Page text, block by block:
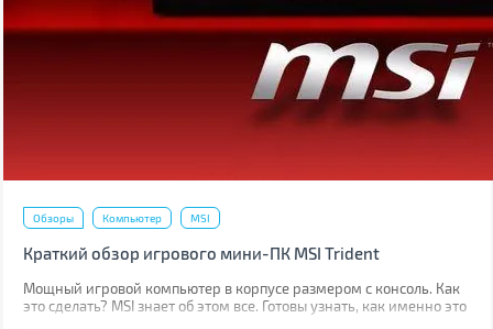
Обзоры Компьютер MSI
Краткий обзор игрового мини-ПК MSI Trident
Мощный игровой компьютер в корпусе размером с консоль. Как
это сделать? MSI знает об этом все. Готовы узнать, как именно это